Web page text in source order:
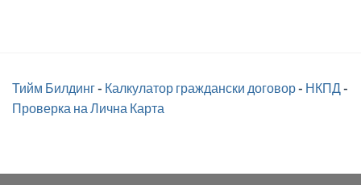
Тийм Билдинг- Калкулатор граждански договор- НКПД-
Проверка на Лична Карта